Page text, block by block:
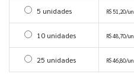
Selecionar 5 unidades
5 unidades R$ 51,20/un
Selecionar 10 unidades
10 unidades R$ 48,70/un
Selecionar 25 unidades
25 unidades R$ 46,80/un